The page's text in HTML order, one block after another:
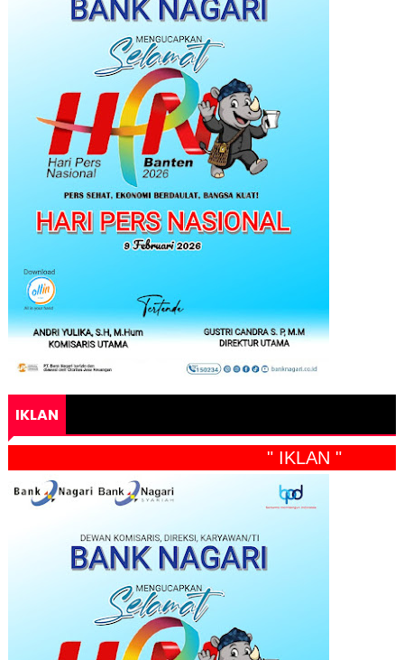
IKLAN
" IKLAN "